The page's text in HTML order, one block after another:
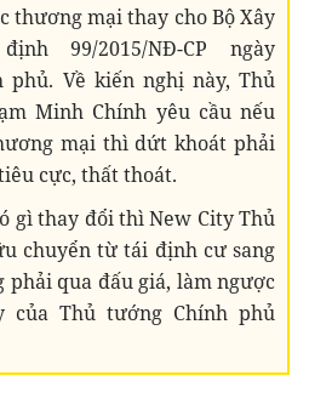
thương mại thay cho Bộ Xây
99/2015/NĐ-CP ngày
phủ. Về kiến nghị này, Thủ
Minh Chính yêu cầu nếu
mại thì dứt khoát phải
cực, thất thoát.
gì thay đổi thì New City Thủ
chuyển từ tái định cư sang
qua đấu giá, làm ngược
Thủ tướng Chính phủ